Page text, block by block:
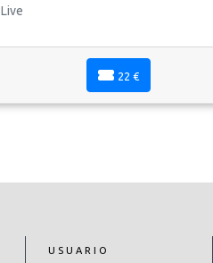
Live
22 €
USUARIO